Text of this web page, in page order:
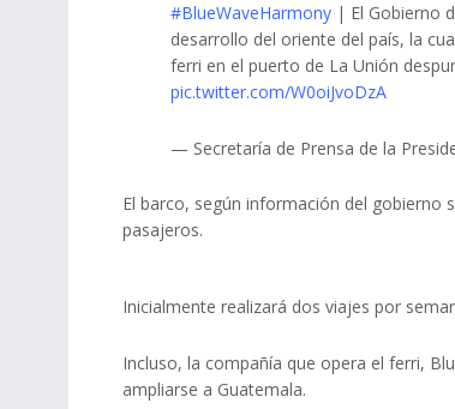
#BlueWaveHarmony | El Gobierno
desarrollo del oriente del país, la
ferri en el puerto de La Unión
pic.twitter.com/W0oiJvoDzA
— Secretaría de Prensa de la
El barco, según información del gobierno
pasajeros.
Inicialmente realizará dos viajes por
Incluso, la compañía que opera el ferri,
ampliarse a Guatemala.